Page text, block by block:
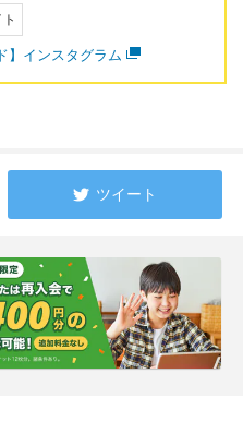
】インスタグラム
ツイート